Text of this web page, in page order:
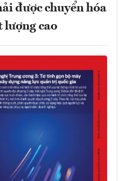
được chuyển hóa
lượng cao